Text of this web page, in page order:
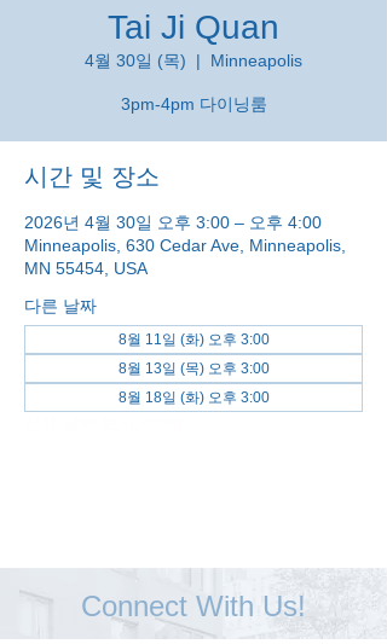
Tai Ji Quan
4월 30일 (목)
  |
Minneapolis
3pm-4pm 다이닝룸
시간 및 장소
2026년 4월 30일 오후 3:00 – 오후 4:00
Minneapolis, 630 Cedar Ave, Minneapolis,
MN 55454, USA
다른 날짜
8월 11일 (화) 오후 3:00
8월 13일 (목) 오후 3:00
8월 18일 (화) 오후 3:00
Connect With Us!